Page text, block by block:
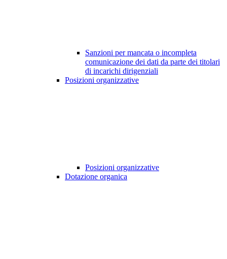
Sanzioni per mancata o incompleta
comunicazione dei dati da parte dei titolari
di incarichi dirigenziali
Posizioni organizzative
Posizioni organizzative
Dotazione organica